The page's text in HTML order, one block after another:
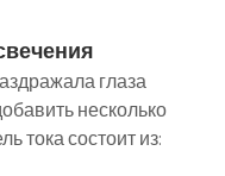
глаза
несколько
тока состоит из: